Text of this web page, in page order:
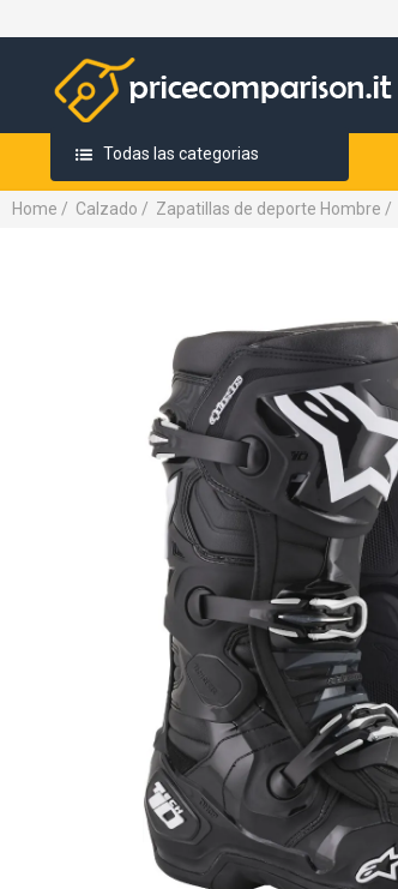
Todas las categorias
Home / Calzado / Zapatillas de deporte Hombre /